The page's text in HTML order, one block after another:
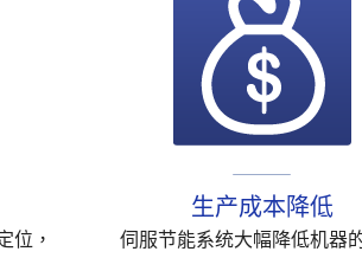
位，
生产成本降低
伺服节能系统大幅降低机器